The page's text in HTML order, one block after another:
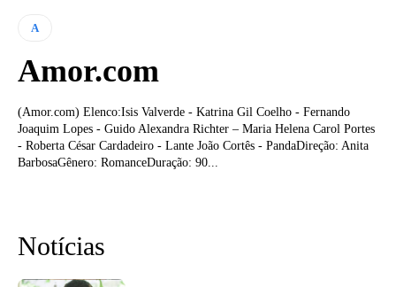
A
Amor.com
(Amor.com) Elenco:Isis Valverde - Katrina Gil Coelho - Fernando
Joaquim Lopes - Guido Alexandra Richter – Maria Helena Carol Portes
- Roberta César Cardadeiro - Lante João Cortês - PandaDireção: Anita
BarbosaGênero: RomanceDuração: 90...
Notícias